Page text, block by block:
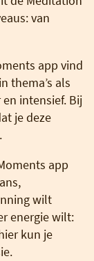
van
app vind
thema’s als
intensief. Bij
je deze
app
wilt
energie wilt:
kun je